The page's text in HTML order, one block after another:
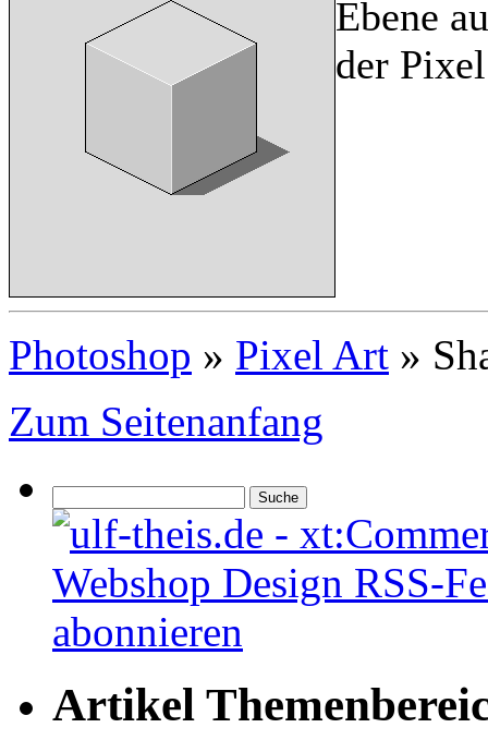
Ebene
der
Photoshop » Pixel Art »
Zum Seitenanfang
Artikel